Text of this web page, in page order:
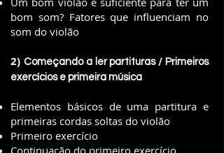
bom som? Fatores que influenciam no
som do violão
2) Começando a ler partituras / Primeiros
exercícios e primeira música
Elementos básicos de uma partitura e
primeiras cordas soltas do violão
Primeiro exercício
Continuação do primeiro exercício